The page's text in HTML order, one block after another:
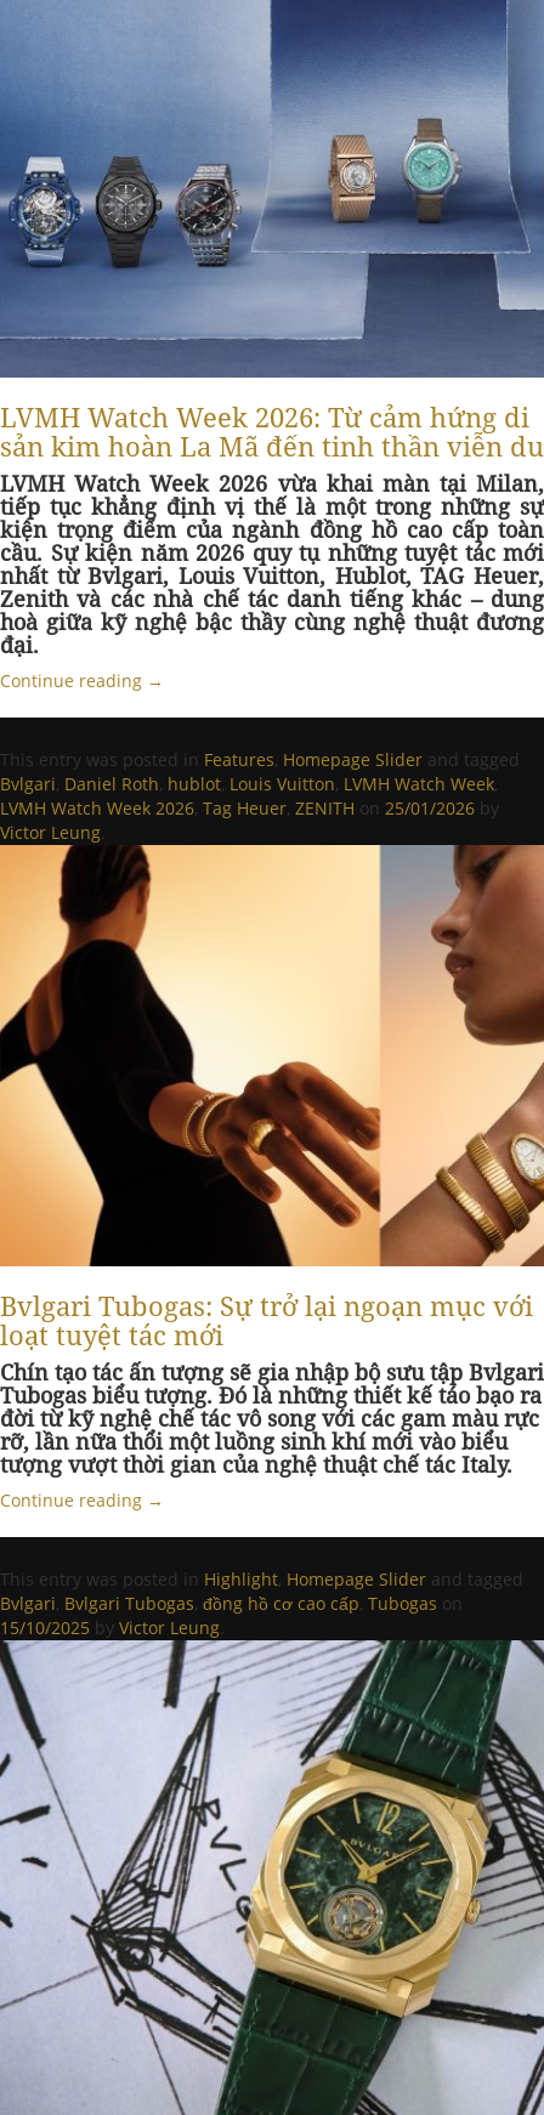
LVMH Watch Week 2026: Từ cảm hứng di
sản kim hoàn La Mã đến tinh thần viễn du
LVMH Watch Week 2026 vừa khai màn tại Milan,
tiếp tục khẳng định vị thế là một trong những sự
kiện trọng điểm của ngành đồng hồ cao cấp toàn
cầu. Sự kiện năm 2026 quy tụ những tuyệt tác mới
nhất từ Bvlgari, Louis Vuitton, Hublot, TAG Heuer,
Zenith và các nhà chế tác danh tiếng khác – dung
hoà giữa kỹ nghệ bậc thầy cùng nghệ thuật đương
đại.
Continue reading →
This entry was posted in Features, Homepage Slider and tagged
Bvlgari, Daniel Roth, hublot, Louis Vuitton, LVMH Watch Week,
LVMH Watch Week 2026, Tag Heuer, ZENITH on 25/01/2026 by
Victor Leung.
Bvlgari Tubogas: Sự trở lại ngoạn mục với
loạt tuyệt tác mới
Chín tạo tác ấn tượng sẽ gia nhập bộ sưu tập Bvlgari
Tubogas biểu tượng. Đó là những thiết kế táo bạora
đời từkỹ nghệ chế tác vô songvới các gam màu rực
rỡ, lần nữathổi một luồng sinh khí mới vào biểu
tượng vượt thời gian của nghệ thuật chế tác Italy.
Continue reading →
This entry was posted in Highlight, Homepage Slider and tagged
Bvlgari, Bvlgari Tubogas, đồng hồ cơ cao cấp, Tubogas on
15/10/2025 by Victor Leung.